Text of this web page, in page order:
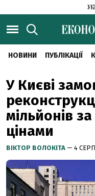
НОВИНИ ПУБЛІКАЦІЇ
У Києві
мільйонів
цінами
ВІКТОР ВОЛОКІТА — 4